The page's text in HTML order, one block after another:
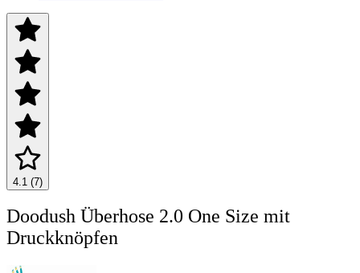
4.1 (7)
Doodush Überhose 2.0 One Size mit
Druckknöpfen